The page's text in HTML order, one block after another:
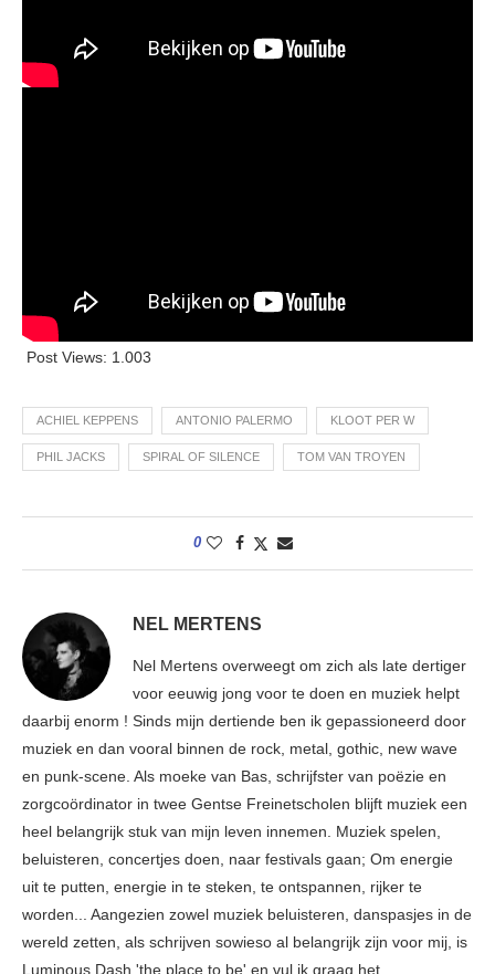
Post Views: 1.003
ACHIEL KEPPENS ANTONIO PALERMO KLOOT PER W
PHIL JACKS SPIRAL OF SILENCE TOM VAN TROYEN
0
NEL MERTENS
Nel Mertens overweegt om zich als late dertiger
voor eeuwig jong voor te doen en muziek helpt
daarbij enorm ! Sinds mijn dertiende ben ik gepassioneerd door
muziek en dan vooral binnen de rock, metal, gothic, new wave
en punk-scene. Als moeke van Bas, schrijfster van poëzie en
zorgcoördinator in twee Gentse Freinetscholen blijft muziek een
heel belangrijk stuk van mijn leven innemen. Muziek spelen,
beluisteren, concertjes doen, naar festivals gaan; Om energie
uit te putten, energie in te steken, te ontspannen, rijker te
worden... Aangezien zowel muziek beluisteren, danspasjes in de
wereld zetten, als schrijven sowieso al belangrijk zijn voor mij, is
Luminous Dash 'the place to be' en vul ik graag het